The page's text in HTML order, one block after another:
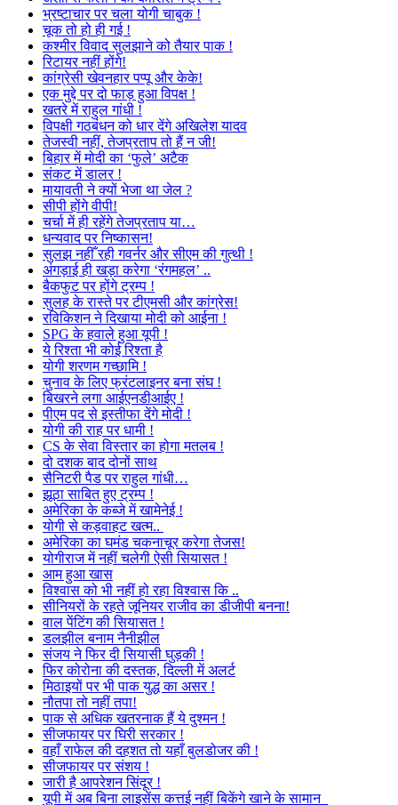
भ्रष्टाचार पर चला योगी चाबुक !
चूक तो हो ही गई !
कश्मीर विवाद सुलझाने को तैयार पाक !
रिटायर नहीं होंगे!
कांग्रेसी खेवनहार पप्पू और केके!
एक मुद्दे पर दो फाड़ हुआ विपक्ष !
खतरे में राहुल गांधी !
विपक्षी गठबंधन को धार देंगे अखिलेश यादव
तेजस्वी नहीं, तेजप्रताप तो हैं न जी!
बिहार में मोदी का ‘फुले’ अटैक
संकट में डालर !
मायावती ने क्यों भेजा था जेल ?
सीपी होंगे वीपी!
चर्चा में ही रहेंगे तेजप्रताप या…
धन्यवाद पर निष्कासन!
सुलझ नहीँ रही गवर्नर और सीएम की गुत्थी !
अंगड़ाई ही खड़ा करेगा ‘रंगमहल’ ..
बैकफुट पर होंगे ट्रम्प !
सुलह के रास्ते पर टीएमसी और कांग्रेस!
रविकिशन ने दिखाया मोदी को आईना !
SPG के हवाले हुआ यूपी !
ये रिश्ता भी कोई रिश्ता है
योगी शरणम गच्छामि !
चुनाव के लिए फ्रंटलाइनर बना संघ !
बिखरने लगा आईएनडीआईए !
पीएम पद से इस्तीफा देंगे मोदी !
योगी की राह पर धामी !
CS के सेवा विस्तार का होगा मतलब !
दो दशक बाद दोनों साथ
सैनिटरी पैड पर राहुल गांधी…
झूठा साबित हुए ट्रम्प !
अमेरिका के कब्जे में खामेनेई !
योगी से कड़वाहट खत्म..
अमेरिका का घमंड चकनाचूर करेगा तेजस!
योगीराज में नहीं चलेगी ऐसी सियासत !
आम हुआ खास
विश्वास को भी नहीं हो रहा विश्वास कि ..
सीनियरों के रहते जूनियर राजीव का डीजीपी बनना!
वाल पेंटिंग की सियासत !
डलझील बनाम नैनीझील
संजय ने फिर दी सियासी घुड़की !
फिर कोरोना की दस्तक, दिल्ली में अलर्ट
मिठाइयों पर भी पाक युद्ध का असर !
नौतपा तो नहीं तपा!
पाक से अधिक खतरनाक हैं ये दुश्मन !
सीजफायर पर घिरी सरकार !
वहाँ राफेल की दहशत तो यहाँ बुलडोजर की !
सीजफायर पर संशय !
जारी है आपरेशन सिंदूर !
यूपी में अब बिना लाइसेंस कत्तई नहीं बिकेंगे खाने के सामान